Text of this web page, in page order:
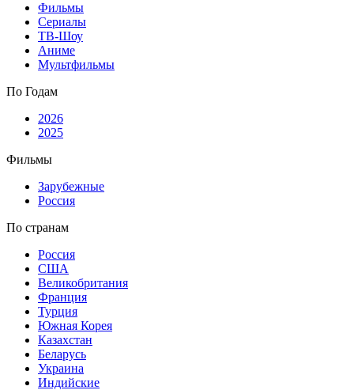
Фильмы
Сериалы
ТВ-Шоу
Аниме
Мультфильмы
По Годам
2026
2025
Фильмы
Зарубежные
Россия
По странам
Россия
США
Великобритания
Франция
Турция
Южная Корея
Казахстан
Беларусь
Украина
Индийские